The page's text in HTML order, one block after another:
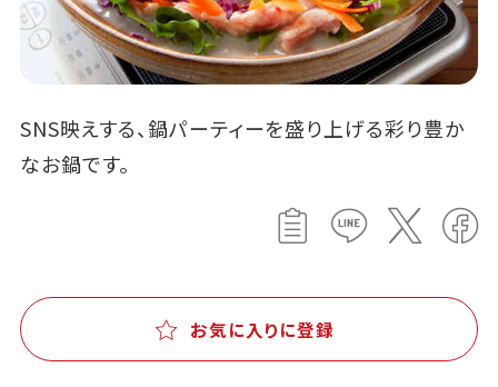
SNS映えする、鍋パーティーを盛り上げる彩り豊か
なお鍋です。
お気に入りに登録